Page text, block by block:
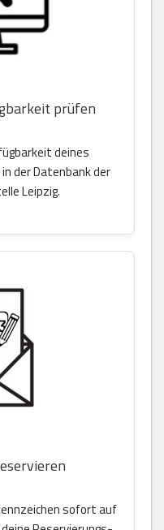
prüfen
deines
der Datenbank der
Leipzig.
sofort auf